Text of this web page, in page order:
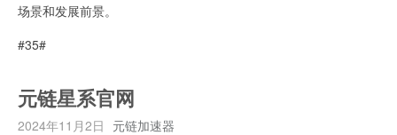
场景和发展前景。
#35#
元链星系官网
2024年11月2日 元链加速器